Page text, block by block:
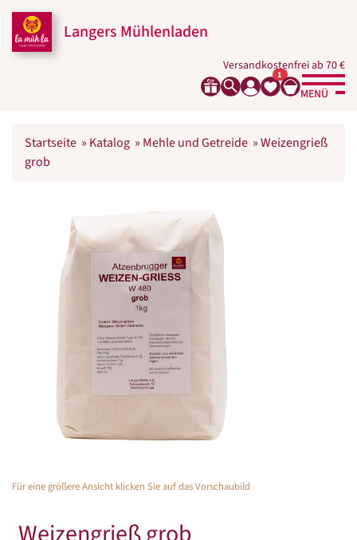
Langers Mühlenladen
Versandkostenfrei ab 70 €
1
MENÜ
Startseite » Katalog » Mehle und Getreide »Weizengrieß
grob
Für eine größere Ansicht klicken Sie auf das Vorschaubild